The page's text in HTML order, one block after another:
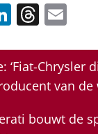
Li
k
e
n
T
re
a
s
ai
l
‘Fiat-Chrysler
van de
bouwt de